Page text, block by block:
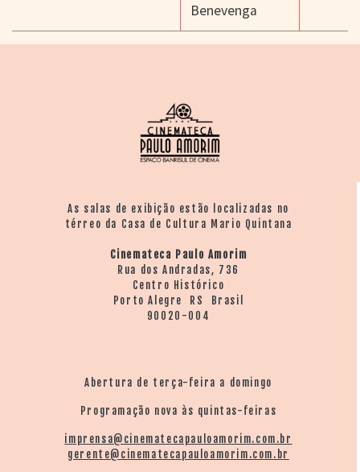
Benevenga
As salas de exibição estão localizadas no
térreo da Casa de Cultura Mario Quintana
Cinemateca Paulo Amorim
Rua dos Andradas, 736
Centro Histórico
Porto Alegre RS Brasil
90020-004
Abertura de terça-feira a domingo
Programação nova às quintas-feiras
imprensa@cinematecapauloamorim.com.br
gerente@cinematecapauloamorim.com.br